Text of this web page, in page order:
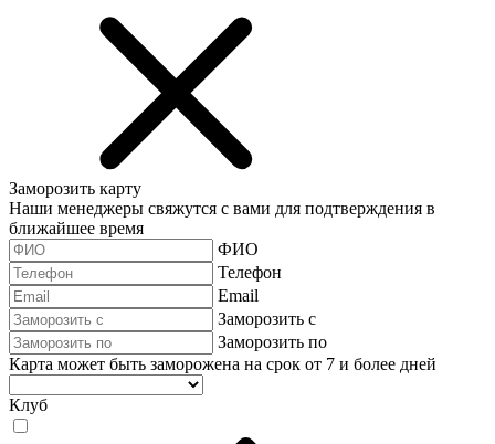
Заморозить карту
Наши менеджеры свяжутся с вами для подтверждения в
ближайшее время
ФИО
Телефон
Email
Заморозить с
Заморозить по
Карта может быть заморожена на срок от 7 и более дней
Клуб